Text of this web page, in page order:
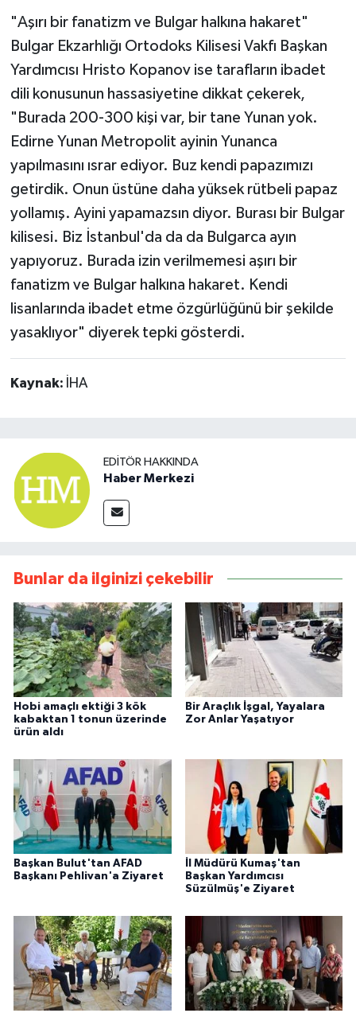
"Aşırı bir fanatizm ve Bulgar halkına hakaret"
Bulgar Ekzarhlığı Ortodoks Kilisesi Vakfı Başkan
Yardımcısı Hristo Kopanov ise tarafların ibadet
dili konusunun hassasiyetine dikkat çekerek,
"Burada 200-300 kişi var, bir tane Yunan yok.
Edirne Yunan Metropolit ayinin Yunanca
yapılmasını ısrar ediyor. Buz kendi papazımızı
getirdik. Onun üstüne daha yüksek rütbeli papaz
yollamış. Ayini yapamazsın diyor. Burası bir Bulgar
kilisesi. Biz İstanbul'da da da Bulgarca ayın
yapıyoruz. Burada izin verilmemesi aşırı bir
fanatizm ve Bulgar halkına hakaret. Kendi
lisanlarında ibadet etme özgürlüğünü bir şekilde
yasaklıyor" diyerek tepki gösterdi.
Kaynak: İHA
EDITÖR HAKKINDA
Haber Merkezi
Bunlar da ilginizi çekebilir
Hobi amaçlı ektiği 3 kök
kabaktan 1 tonun üzerinde
ürün aldı
Bir Araçlık İşgal, Yayalara
Zor Anlar Yaşatıyor
Başkan Bulut'tan AFAD
Başkanı Pehlivan'a Ziyaret
İl Müdürü Kumaş'tan
Başkan Yardımcısı
Süzülmüş'e Ziyaret